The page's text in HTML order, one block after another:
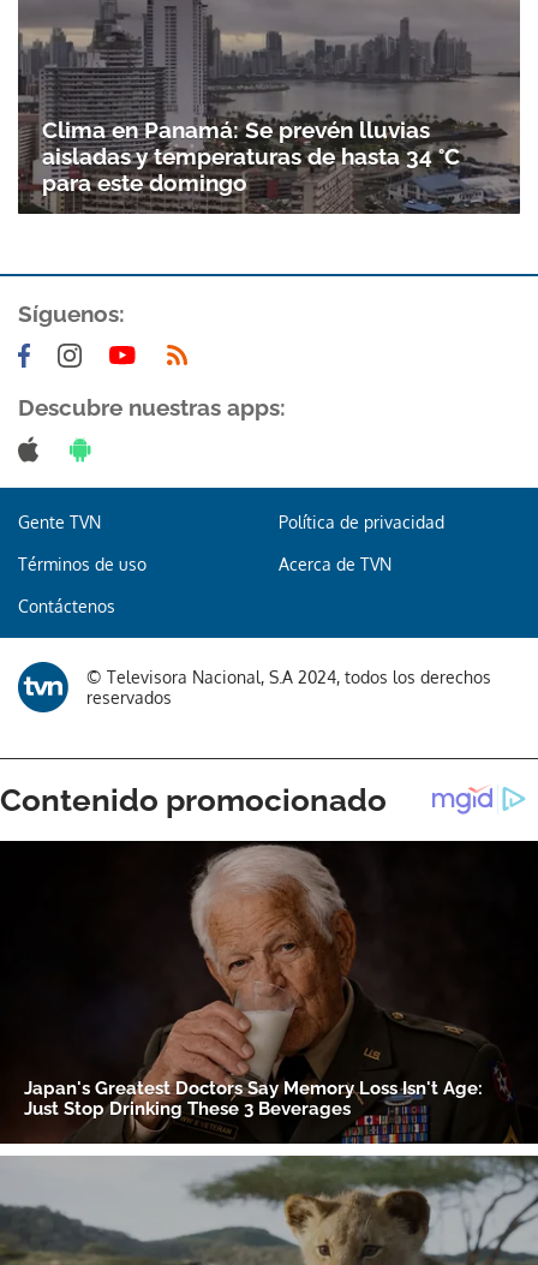
Clima en Panamá: Se prevén lluvias
aisladas y temperaturas de hasta 34 °C
para este domingo
Síguenos:
Descubre nuestras apps:
Gente TVN Política de privacidad
Términos de uso Acerca de TVN
Contáctenos
© Televisora Nacional, S.A 2024, todos los derechos
reservados